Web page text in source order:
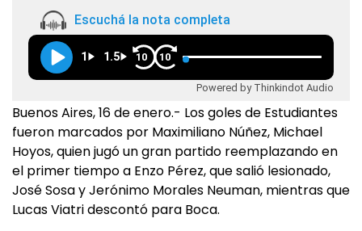
Escuchá la nota completa
1 1.5 10 10
Powered by Thinkindot Audio
Buenos Aires, 16 de enero.- Los goles de Estudiantes
fueron marcados por Maximiliano Núñez, Michael
Hoyos, quien jugó un gran partido reemplazando en
el primer tiempo a Enzo Pérez, que salió lesionado,
José Sosa y Jerónimo Morales Neuman, mientras que
Lucas Viatri descontó para Boca.